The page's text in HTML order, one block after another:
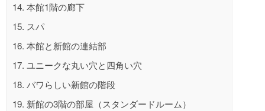
14. 本館1階の廊下
15. スパ
16. 本館と新館の連結部
17. ユニークな丸い穴と四角い穴
18. バワらしい新館の階段
19. 新館の3階の部屋（スタンダードルーム）